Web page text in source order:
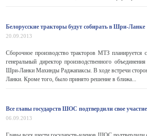
Белорусские тракторы будут собирать в Шри-Ланке
20.09.2013
Сборочное производство тракторов МТЗ
генеральный директор производственного
Шри-Ланки Махинды Раджапаксы. В ходе встречи
Ланки. Кроме того, было принято решение в ближа...
Все главы государств ШОС подтвердили свое
06.09.2013